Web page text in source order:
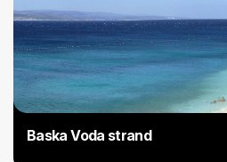
Baska Voda strand